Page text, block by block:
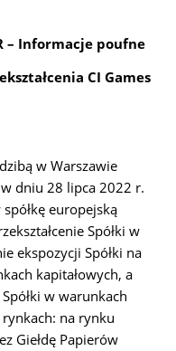
– Informacje poufne
CI Games
w Warszawie
w dniu 28 lipca 2022 r.
europejską
Spółki w
ekspozycji Spółki na
kapitałowych, a
w warunkach
na rynku
Giełdę Papierów